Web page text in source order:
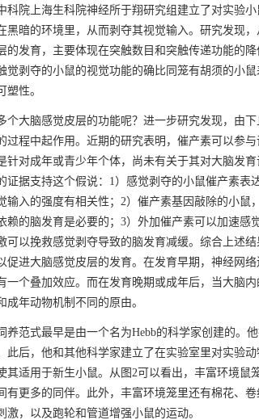
上海生科院神经所于翔研究组建立了对实验小
黑暗的环境里，从而剥夺其视觉输入。研究发现
的发育，主要体现在突触数目和突触传递功能的
觉剥夺的小鼠的视觉功能的确比同笼有胡须的小
塑性。
大脑感觉皮层的功能呢？进一步研究发现，由
过程中起作用。近期的研究表明，催产素可以参
针对成年或青少年个体，尚未有关于其对大脑发
证据支持这个假说：1）感觉剥夺的小鼠催产素
输入的强度有相关性；2）催产素基因敲除的小
赖的脑发育是必要的；3）外加催产素可以加速
可以挽救感觉剥夺导致的脑发育减缓。综合上述
促进大脑感觉皮层的发育。在发育早期，神经网
一个叠加效应。而在发育晚期或成年后，当大脑
年动物机制不同的原由。
式最早是由一个名为Hebb的科学家创建的。
此后，他和其他科学家建立了在实验室里对实验
其适用于新生小鼠。从图2可以看出，丰富环境
有更多的同伴。此外，丰富环境笼里还有棉花、
激，以及跑轮和管道增强小鼠的运动。